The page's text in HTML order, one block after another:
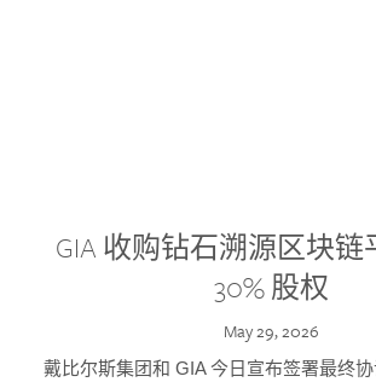
GIA 收购钻石溯源区块链
30% 股权
May 29, 2026
戴比尔斯集团和 GIA 今日宣布签署最终